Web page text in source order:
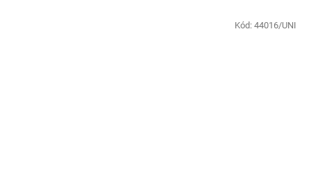
Kód: 44016/UNI